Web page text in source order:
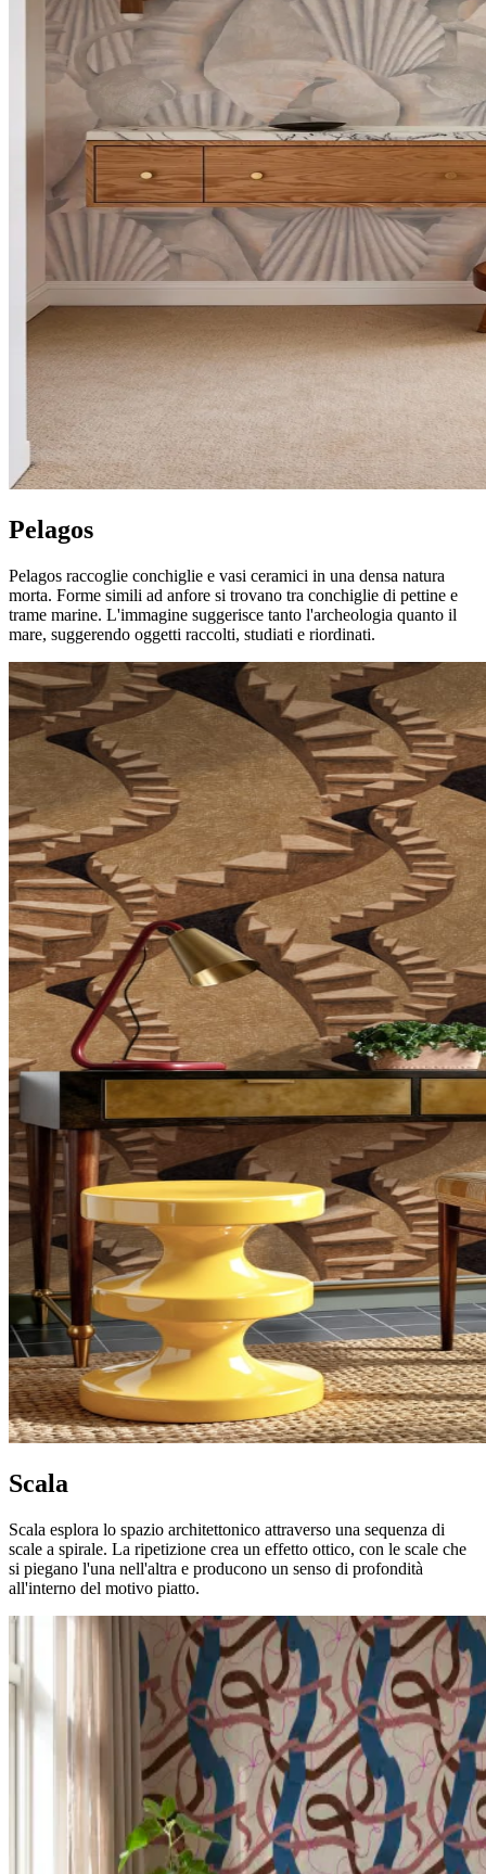
Pelagos
Pelagos raccoglie conchiglie e vasi ceramici in una densa natura
morta. Forme simili ad anfore si trovano tra conchiglie di pettine e
trame marine. L'immagine suggerisce tanto l'archeologia quanto il
mare, suggerendo oggetti raccolti, studiati e riordinati.
Scala
Scala esplora lo spazio architettonico attraverso una sequenza di
scale a spirale. La ripetizione crea un effetto ottico, con le scale che
si piegano l'una nell'altra e producono un senso di profondità
all'interno del motivo piatto.